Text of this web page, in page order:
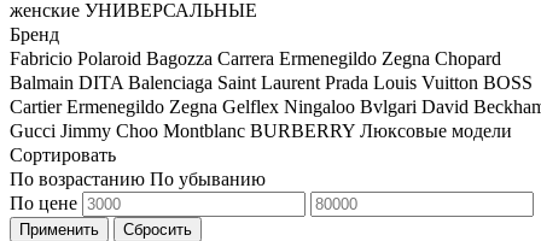
женские УНИВЕРСАЛЬНЫЕ
Бренд
Fabricio Polaroid Bagozza Carrera Ermenegildo Zegna Chopard
Balmain DITA Balenciaga Saint Laurent Prada Louis Vuitton BOSS
Cartier Ermenegildo Zegna Gelflex Ningaloo Bvlgari David
Gucci Jimmy Choo Montblanc BURBERRY Люксовые модели
Сортировать
По возрастанию По убыванию
По цене
Применить Сбросить